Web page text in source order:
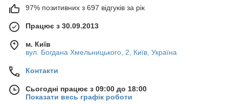
97% позитивних з 697 відгуків за рік
Працює з 30.09.2013
м. Київ
вул. Богдана Хмельницького, 2, Київ, Україна
Контакти
Сьогодні працює з 09:00 до 18:00
Показати весь графік роботи